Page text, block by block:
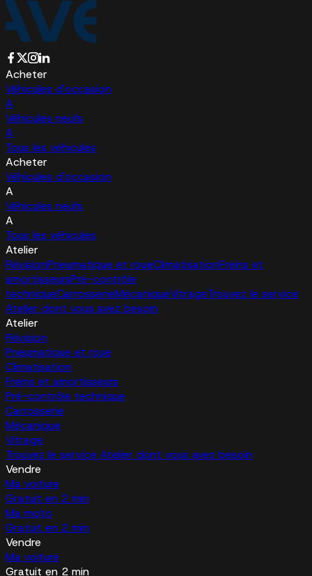
Acheter
Véhicules d'occasion
A
Véhicules neufs
A
Tous les véhicules
Acheter
Véhicules d'occasion
A
Véhicules neufs
A
Tous les véhicules
Atelier
RévisionPneumatique et roueClimatisationFreins et
amortisseursPré-contrôle
techniqueCarrosserieMécaniqueVitrageTrouvez le service
Atelier dont vous avez besoin
Atelier
Révision
Pneumatique et roue
Climatisation
Freins et amortisseurs
Pré-contrôle technique
Carrosserie
Mécanique
Vitrage
Trouvez le service Atelier dont vous avez besoin
Vendre
Ma voiture
Gratuit en 2 min
Ma moto
Gratuit en 2 min
Vendre
Ma voiture
Gratuit en 2 min